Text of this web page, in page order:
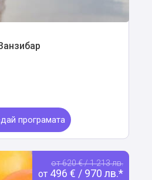
програмата
от 620 € / 1 213 лв.
от 496 € / 970 лв.*